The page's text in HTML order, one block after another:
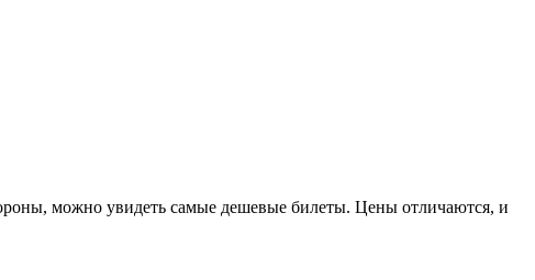
можно увидеть самые дешевые билеты. Цены отличаются, и